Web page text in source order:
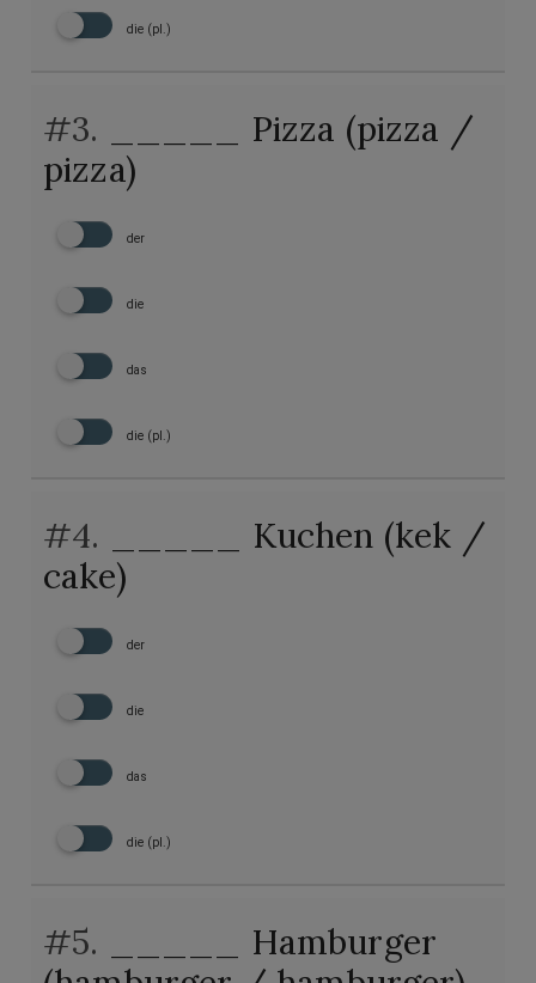
die (pl.)
#3. _____ Pizza (pizza /
pizza)
der
die
das
die (pl.)
#4. _____ Kuchen (kek /
cake)
der
die
das
die (pl.)
#5. _____ Hamburger